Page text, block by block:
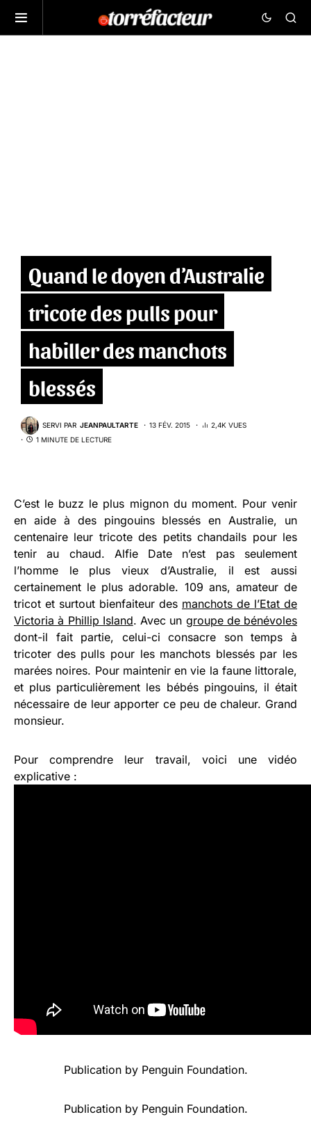
Quand le doyen d’Australie
tricote des pulls pour
habiller des manchots
blessés
SERVI PAR JEANPAULTARTE 13 FÉV. 2015
2,4K VUES
1 MINUTE DE LECTURE
C’est le buzz le plus mignon du moment. Pour venir
en aide à des pingouins blessés en Australie, un
centenaire leur tricote des petits chandails pour les
tenir au chaud. Alfie Date n’est pas seulement
l’homme le plus vieux d’Australie, il est aussi
certainement le plus adorable. 109 ans, amateur de
tricot et surtout bienfaiteur des manchots de l’Etat de
Victoria à Phillip Island. Avec un groupe de bénévoles
dont-il fait partie, celui-ci consacre son temps à
tricoter des pulls pour les manchots blessés par les
marées noires. Pour maintenir en vie la faune littorale,
et plus particulièrement les bébés pingouins, il était
nécessaire de leur apporter ce peu de chaleur. Grand
monsieur.
Pour comprendre leur travail, voici une vidéo
explicative :
Publicationby Penguin Foundation.
Publicationby Penguin Foundation.